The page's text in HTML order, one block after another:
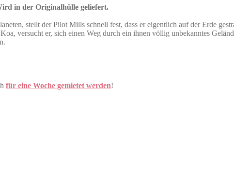
in der Originalhülle geliefert.
stellt der Pilot Mills schnell fest, dass er eigentlich auf der Erde
versucht er, sich einen Weg durch ein ihnen völlig unbekanntes
für eine Woche gemietet werden!